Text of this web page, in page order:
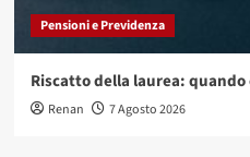
Pensioni e Previdenza
Riscatto della laurea:
Renan 7 Agosto 2026